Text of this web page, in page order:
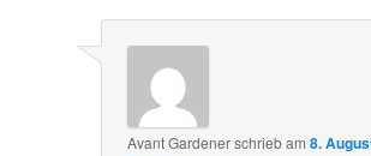
Avant Gardenerschriebam8.